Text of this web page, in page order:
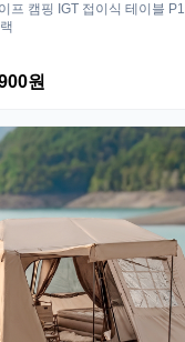
프 캠핑 IGT 접이식 테이블 P1
원